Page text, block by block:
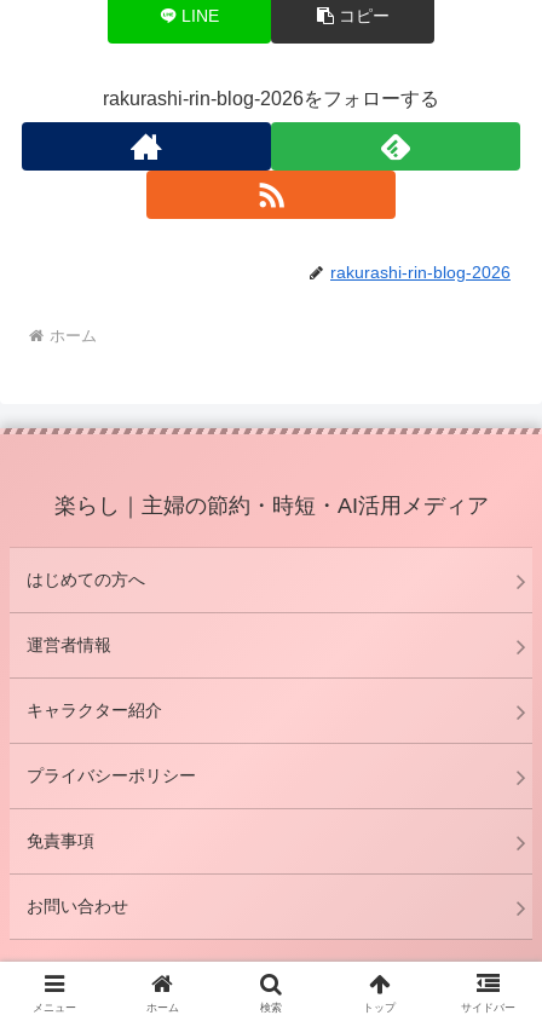
LINE コピー
rakurashi-rin-blog-2026をフォローする
rakurashi-rin-blog-2026
ホーム
楽らし｜主婦の節約・時短・AI活用メディア
はじめての方へ
運営者情報
キャラクター紹介
プライバシーポリシー
免責事項
お問い合わせ
© 2026 楽らし｜主婦の節約・時短・AI活用メディア.
メニュー ホーム 検索 トップ サイドバー